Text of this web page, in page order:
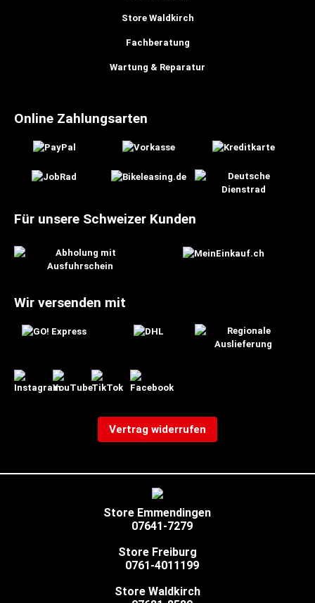
Store Waldkirch
Fachberatung
Wartung & Reparatur
Online Zahlungsarten
Für unsere Schweizer Kunden
Wir versenden mit
Vertrag widerrufen
Store Emmendingen
07641-7279
Store Freiburg
0761-4011199
Store Waldkirch